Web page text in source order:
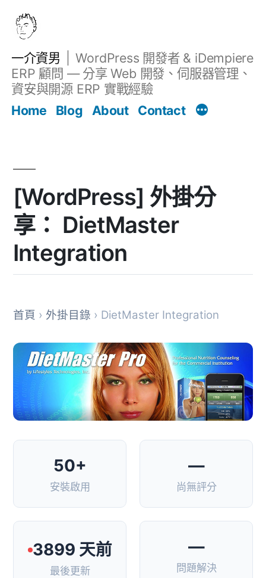
一介資男
WordPress 開發者 & iDempiere
ERP 顧問 — 分享 Web 開發、伺服器管理、
資安與開源 ERP 實戰經驗
Home
Blog About Contact
[WordPress] 外掛分
享： DietMaster
Integration
首頁 › 外掛目錄 › DietMaster Integration
50+
安裝啟用
—
尚無評分
3899 天前
最後更新
—
問題解決
文章